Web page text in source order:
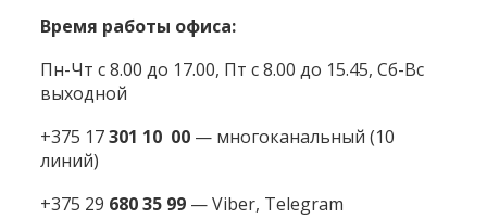
Время работы офиса:
Пн-Чт с 8.00 до 17.00, Пт с 8.00 до 15.45, Сб-Вс
выходной
+375 17301 10 00 — многоканальный (10
линий)
+375 29 680 35 99 — Viber, Telegram